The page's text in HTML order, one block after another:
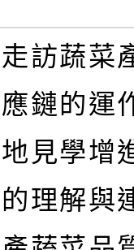
訪蔬菜
鏈的運
見學增
理解與